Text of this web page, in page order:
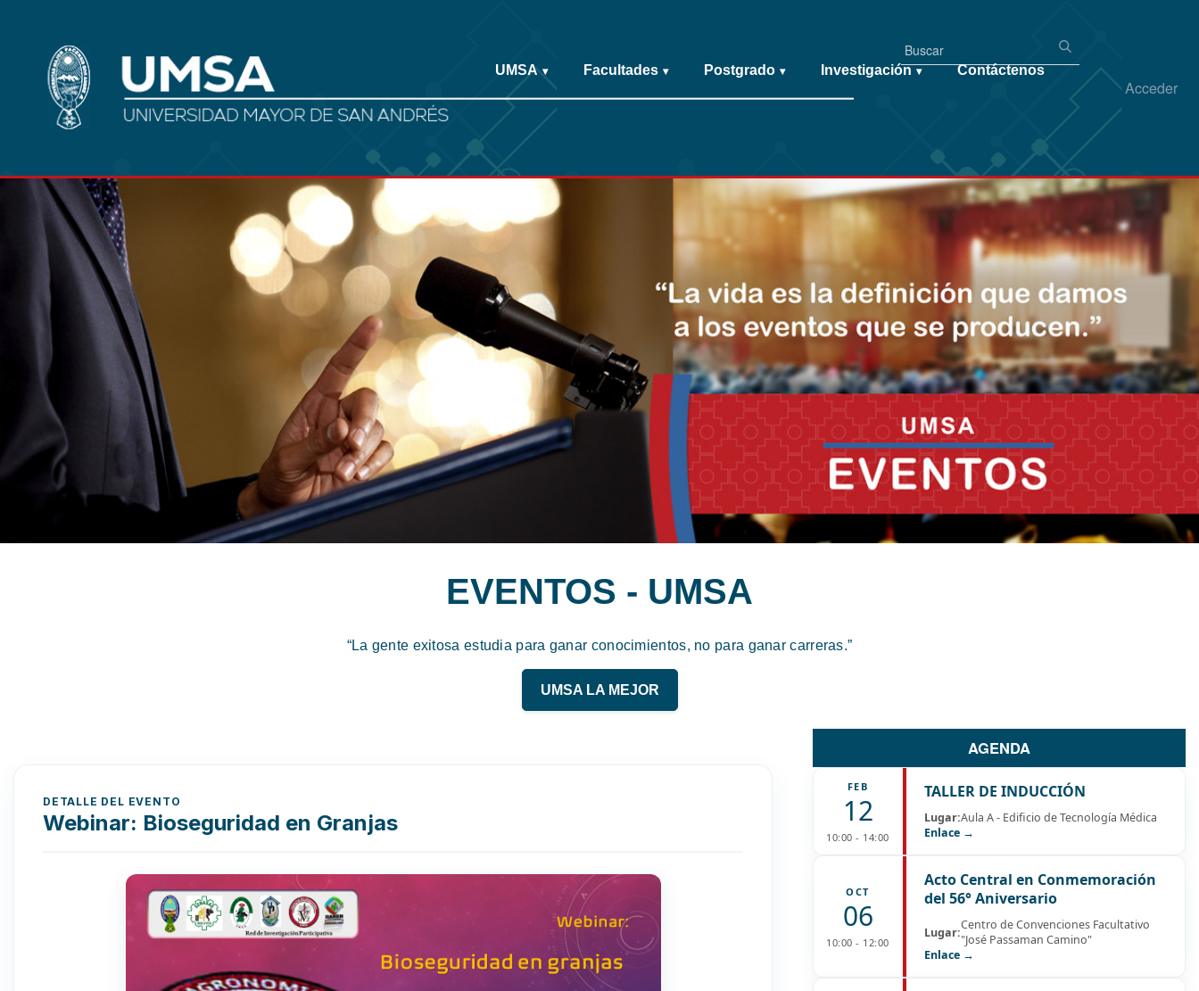
Acceder
UMSA ▾ Facultades ▾ Postgrado ▾ Investigación ▾ Contáctenos
EVENTOS - UMSA
“La gente exitosa estudia para ganar conocimientos, no para ganar carreras.”
UMSA LA MEJOR
DETALLE DEL EVENTO
Webinar: Bioseguridad en Granjas
AGENDA
FEB
12
10:00 - 14:00
TALLER DE INDUCCIÓN
Lugar:Aula A - Edificio de Tecnología Médica
Enlace →
OCT
06
10:00 - 12:00
Acto Central en Conmemoración
del 56° Aniversario
Lugar:Centro de Convenciones Facultativo
"José Passaman Camino"
Enlace →